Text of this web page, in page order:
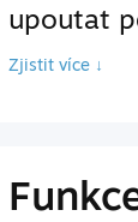
upoutat
Zjistit více ↓